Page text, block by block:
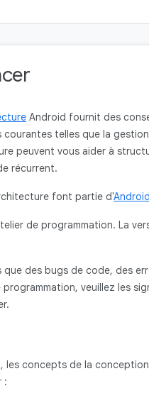
Android fournit des
telles que la
peuvent vous aider à
récurrent.
font partie d'
de programmation. La
des bugs de code, des
veuillez les
les concepts de la
: